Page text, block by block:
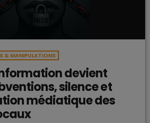
& MANIPULATIONS
devient
silence et
médiatique des